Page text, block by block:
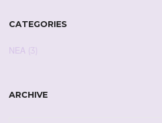
CATEGORIES
ΝΕΑ (3)
ARCHIVE